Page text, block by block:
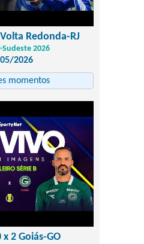
Redonda-RJ
Sudeste 2026
2026
momentos
x 2 Goiás-GO